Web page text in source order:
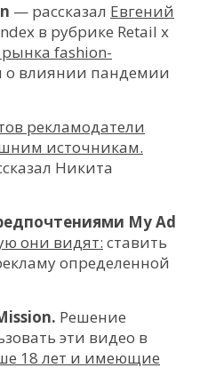
— рассказал Евгений
в рубрике Retail x
fashion-
о влиянии пандемии
рекламодатели
источникам.
Никита
My Ad
они видят: ставить
определенной
Решение
эти видео в
18 лет и имеющие